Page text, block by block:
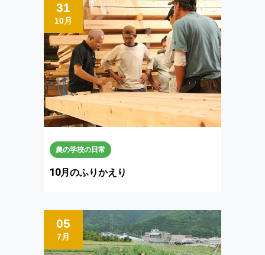
31
10月
農の学校の日常
10月のふりかえり
05
7月